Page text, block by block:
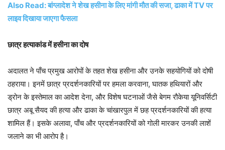
Also Read: बांग्लादेश ने शेख हसीना के लिए मांगी मौत की सजा, ढाका में TV पर
लाइव दिखाया जाएगा फैसला
छात्र हत्याकांड में हसीना का दोष
अदालत ने पाँच प्रमुख आरोपों के तहत शेख हसीना और उनके सहयोगियों को दोषी
ठहराया। इनमें छात्र प्रदर्शनकारियों पर हमला करवाना, घातक हथियारों और
ड्रोन के इस्तेमाल का आदेश देना, और विशेष घटनाओं जैसे बेगम रौकेया यूनिवर्सिटी
छात्र अबू सैयद की हत्या और ढाका के चांखारपुल में छह प्रदर्शनकारियों की हत्या
शामिल हैं। इसके अलावा, पाँच और प्रदर्शनकारियों को गोली मारकर उनकी लाशें
जलाने का भी आरोप है।